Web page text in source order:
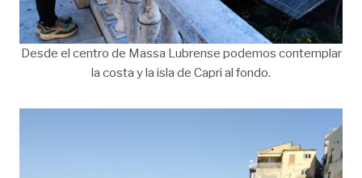
Desde el centro de Massa Lubrense podemos contemplar
la costa y la isla de Capri al fondo.